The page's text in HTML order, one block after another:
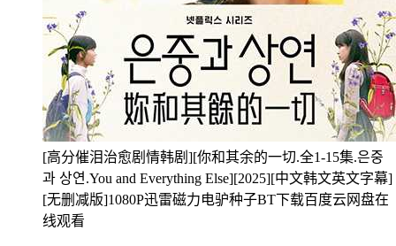
[高分催泪治愈剧情韩剧][你和其余的一切.全1-15集.은중
과 상연.You and Everything Else][2025][中文韩文英文字幕]
[无删减版]1080P迅雷磁力电驴种子BT下载百度云网盘在
线观看